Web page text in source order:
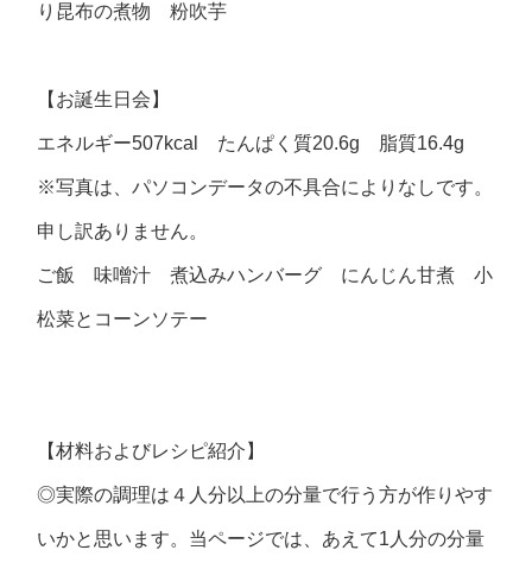
り昆布の煮物 粉吹芋
【お誕生日会】
エネルギー507kcal たんぱく質20.6g 脂質16.4g
※写真は、パソコンデータの不具合によりなしです。
申し訳ありません。
ご飯 味噌汁 煮込みハンバーグ にんじん甘煮 小
松菜とコーンソテー
【材料およびレシピ紹介】
◎実際の調理は４人分以上の分量で行う方が作りやす
いかと思います。当ページでは、あえて1人分の分量